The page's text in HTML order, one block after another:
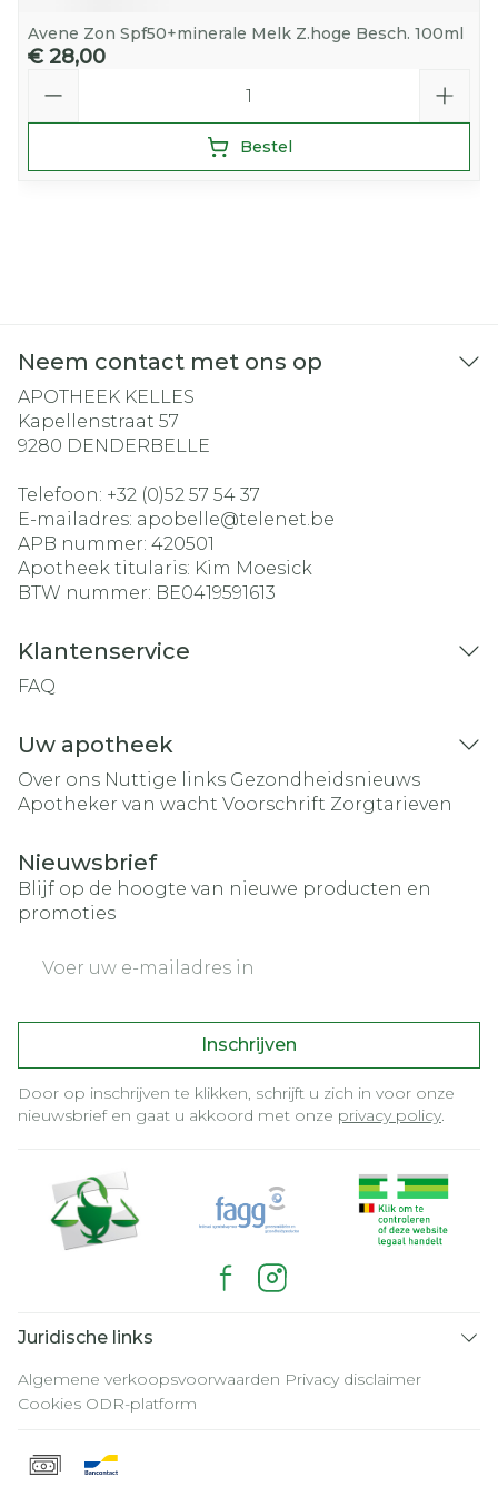
Avene Zon Spf50+minerale Melk Z.hoge Besch. 100ml
€ 28,00
Bestel
Neem contact met ons op
APOTHEEK KELLES
Kapellenstraat 57
9280 DENDERBELLE
Telefoon: +32 (0)52 57 54 37
E-mailadres: apobelle@telenet.be
APB nummer: 420501
Apotheek titularis: Kim Moesick
BTW nummer: BE0419591613
Klantenservice
FAQ
Uw apotheek
Over ons Nuttige links Gezondheidsnieuws
Apotheker van wacht Voorschrift Zorgtarieven
Nieuwsbrief
Blijf op de hoogte van nieuwe producten en
promoties
Inschrijven
Door op inschrijven te klikken, schrijft u zich in voor onze
nieuwsbrief en gaat u akkoord met onze privacy policy.
Juridische links
Algemene verkoopsvoorwaarden Privacy disclaimer
Cookies ODR-platform